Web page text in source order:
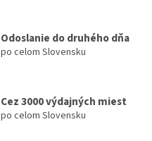
Odoslanie do druhého dňa
po celom Slovensku
Cez 3000 výdajných miest
po celom Slovensku